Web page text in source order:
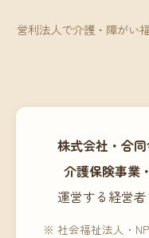
営利法人で介護・障がい
株式会社・合
介護保険事業
運営する経営者
※ 社会福祉法人・